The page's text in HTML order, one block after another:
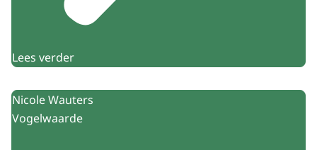
Lees verder
Nicole Wauters
Vogelwaarde